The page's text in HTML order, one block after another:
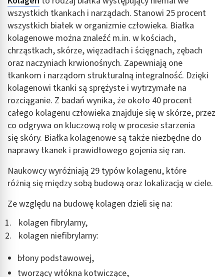
wszystkich tkankach i narządach. Stanowi 25 procent
wszystkich białek w organizmie człowieka. Białka
kolagenowe można znaleźć m.in. w kościach,
chrząstkach, skórze, więzadłach i ścięgnach, zębach
oraz naczyniach krwionośnych. Zapewniają one
tkankom i narządom strukturalną integralność. Dzięki
kolagenowi tkanki są sprężyste i wytrzymałe na
rozciąganie. Z badań wynika, że około 40 procent
całego kolagenu człowieka znajduje się w skórze, przez
co odgrywa on kluczową rolę w procesie starzenia
się skóry. Białka kolagenowe są także niezbędne do
naprawy tkanek i prawidłowego gojenia się ran.
Naukowcy wyróżniają 29 typów kolagenu, które
różnią się między sobą budową oraz lokalizacją w ciele.
Ze względu na budowę kolagen dzieli się na:
kolagen fibrylarny,
kolagen niefibrylarny:
błony podstawowej,
tworzący włókna kotwiczące,